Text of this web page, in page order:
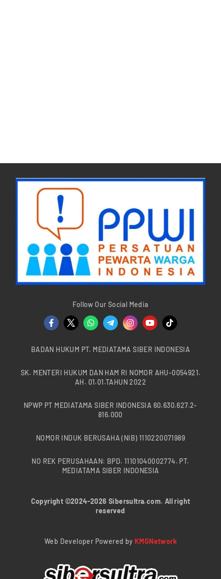
Follow Our Social Media
BADAN HUKUM PT. MEDIATAMA SIBER INDONESIA
SK. MENTERI HUKUM DAN HAM RI NOMOR AHU-0054921.
AH. 01.01.TAHUN 2022
NPWP PT MEDIATAMA SIBER INDONESIA 60.630.627.2-
816.000
NOMOR INDUK BERUSAHA (NIB) 1110220071989
NO REK PERUSAHAAN: BPD. 11101040002774. PT.
MEDIATAMA SIBER INDONESIA
Copyright ©2024-2026 Sibersultra.com. All right
reserved
Web Developer Powered by KMGNetwork